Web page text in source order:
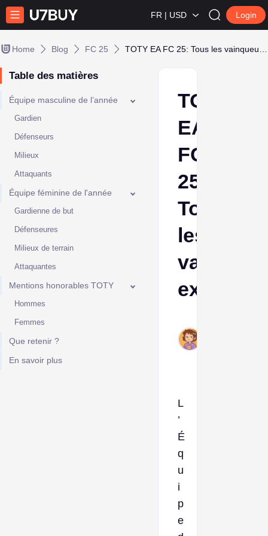
FR | USD Login
Home Blog FC 25
Table des matières
Équipe masculine de l’année
Gardien
Défenseurs
Milieux
Attaquants
Équipe féminine de l'année
Gardienne de but
Défenseures
Milieux de terrain
Attaquantes
Mentions honorables TOTY
Hommes
Femmes
Que retenir ?
En savoir plus
TOTY
EA
FC
25:
Tous
les
L
’
É
q
u
i
p
e